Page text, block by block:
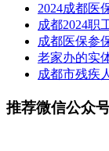
2024成都医
成都2024职
成都医保参
老家办的实
成都市残疾
推荐微信公众